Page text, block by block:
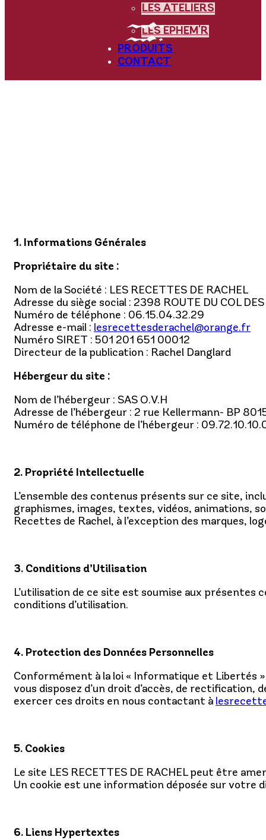
LES ATELIERS
LES EPHEM'R
PRODUITS
CONTACT
1. Informations Générales
Propriétaire du site :
Nom de la Société : LES RECETTES DE RACHEL
Adresse du siège social : 2398 ROUTE DU COL DES
Numéro de téléphone : 06.15.04.32.29
Adresse e-mail : lesrecettesderachel@orange.fr
Numéro SIRET : 501 201 651 00012
Directeur de la publication : Rachel Danglard
Hébergeur du site :
Nom de l’hébergeur : SAS O.V.H
Adresse de l’hébergeur : 2 rue Kellermann- BP
Numéro de téléphone de l’hébergeur :
2. Propriété Intellectuelle
L’ensemble des contenus présents sur ce site,
graphismes, images, textes, vidéos, animations,
Recettes de Rachel, à l’exception des marques,
3. Conditions d’Utilisation
L’utilisation de ce site est soumise aux présentes
conditions d’utilisation.
4. Protection des Données Personnelles
Conformément à la loi « Informatique et Libertés
vous disposez d’un droit d’accès, de rectification,
exercer ces droits en nous contactant à
5. Cookies
Le site LES RECETTES DE RACHEL peut être
Un cookie est une information déposée sur votre
6. Liens Hypertextes